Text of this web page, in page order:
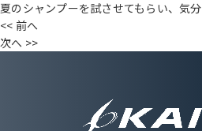
夏のシャンプーを試させてもらい、気
<< 前へ
次へ >>